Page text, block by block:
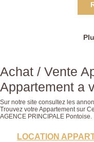
Achat / Vente
Appartement a
Sur notre site consultez les
Trouvez votre Appartement sur
AGENCE PRINCIPALE Pontoise.
LOCATION